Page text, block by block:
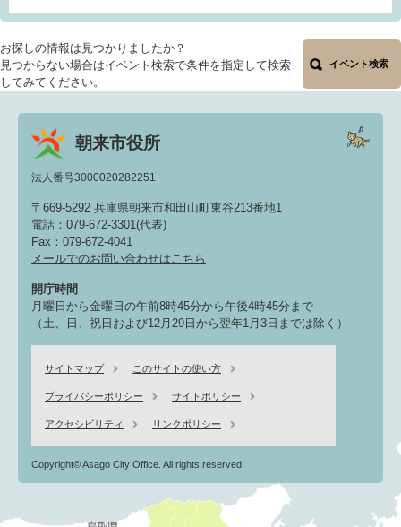
お探しの情報は見つかりましたか？
見つからない場合はイベント検索で条件を指定して検索
してみてください。
イベント検索
朝来市役所
法人番号3000020282251
〒669-5292 兵庫県朝来市和田山町東谷213番地1
電話：079-672-3301(代表)
Fax：079-672-4041
メールでのお問い合わせはこちら
開庁時間
月曜日から金曜日の午前8時45分から午後4時45分まで
（土、日、祝日および12月29日から翌年1月3日までは除く）
サイトマップ このサイトの使い方
プライバシーポリシー サイトポリシー
アクセシビリティ リンクポリシー
Copyright© Asago City Office. All rights reserved.